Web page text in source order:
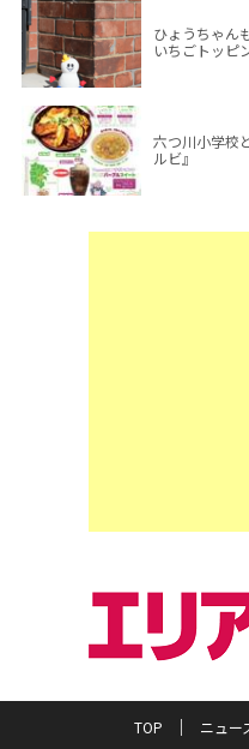
ひょうちゃん
いちごトッピ
六つ川小学校
ルビ』
TOP ニュー